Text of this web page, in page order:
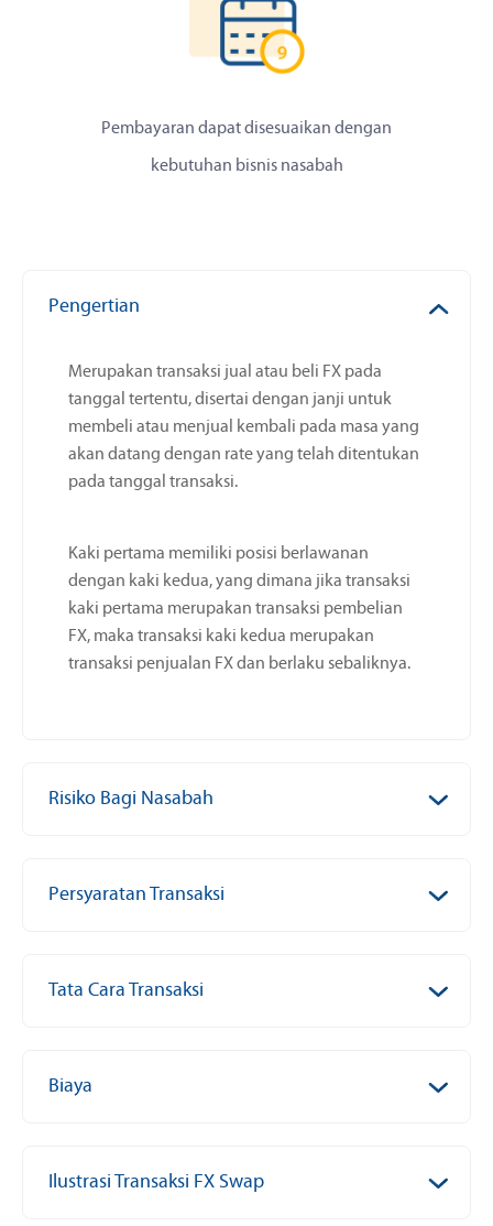
Pembayaran dapat disesuaikan dengan
kebutuhan bisnis nasabah
Pengertian
Merupakan transaksi jual atau beli FX pada
tanggal tertentu, disertai dengan janji untuk
membeli atau menjual kembali pada masa yang
akan datang dengan rate yang telah ditentukan
pada tanggal transaksi.
Kaki pertama memiliki posisi berlawanan
dengan kaki kedua, yang dimana jika transaksi
kaki pertama merupakan transaksi pembelian
FX, maka transaksi kaki kedua merupakan
transaksi penjualan FX dan berlaku sebaliknya.
Risiko Bagi Nasabah
Persyaratan Transaksi
Tata Cara Transaksi
Biaya
Ilustrasi Transaksi FX Swap